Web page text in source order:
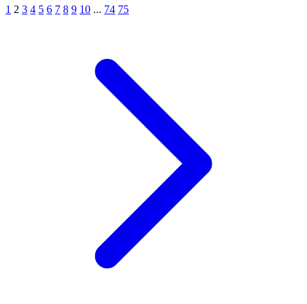
1 2 3 4 5 6 7 8 9 10 ... 74 75